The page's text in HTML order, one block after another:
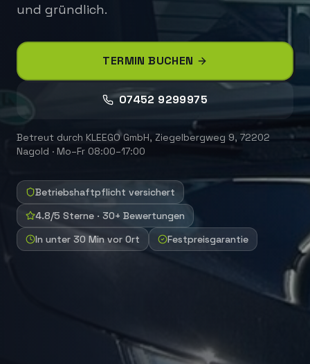
und gründlich.
TERMIN BUCHEN
07452 9299975
Betreut durch KLEEGO GmbH, Ziegelbergweg 9, 72202
Nagold · Mo–Fr 08:00–17:00
Betriebshaftpflicht versichert
4.8/5 Sterne · 30+ Bewertungen
In unter 30 Min vor Ort
Festpreisgarantie